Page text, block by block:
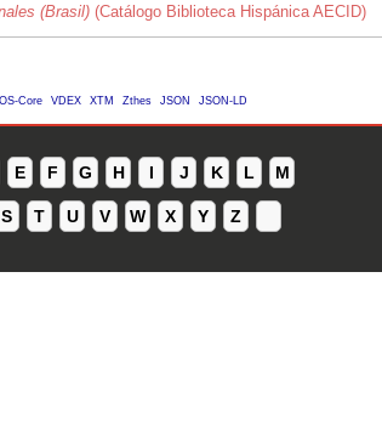
(Brasil) (Catálogo Biblioteca Hispánica AECID)
Core VDEX XTM Zthes JSON JSON-LD
E F G H I J K L M
S T U V W X Y Z